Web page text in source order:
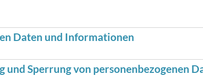
Daten und Informationen
und Sperrung von personenbezogenen